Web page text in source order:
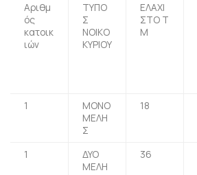
Αριθμ
ός
κατοικ
ιών
ΤΥΠΟ
Σ
ΝΟΙΚΟ
ΚΥΡΙΟΥ
ΕΛΑΧΙ
ΣΤΟ Τ
Μ
1
ΜΟΝΟ
ΜΕΛΗ
Σ
18
1
ΔΥΟ
ΜΕΛΗ
36